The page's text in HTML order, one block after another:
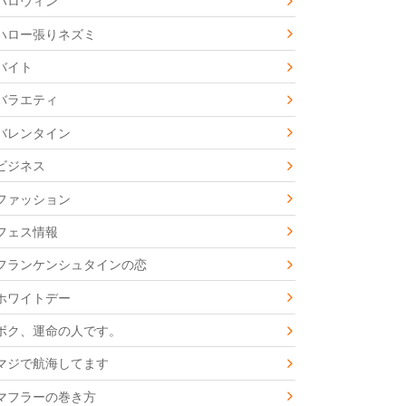
ロー張りネズミ
イト
ラエティ
レンタイン
ジネス
ァッション
ェス情報
ランケンシュタインの恋
ワイトデー
ク、運命の人です。
ジで航海してます
フラーの巻き方